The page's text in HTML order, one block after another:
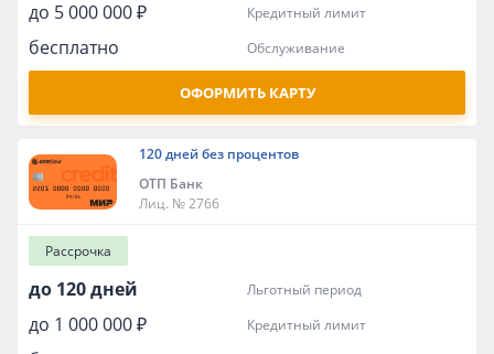
до 5 000 000 ₽ кредитный лимит
бесплатно обслуживание
ОФОРМИТЬ КАРТУ
120 дней без процентов
ОТП Банк
Лиц. № 2766
Рассрочка
до 120 дней льготный период
до 1 000 000 ₽ кредитный лимит